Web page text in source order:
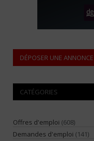
DÉPOSER UNE ANNONCE
CATÉGORIES
Offres d'emploi (608)
Demandes d'emploi (141)